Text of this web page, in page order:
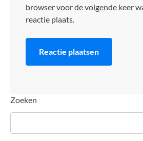
browser voor de volgende keer
reactie plaats.
Zoeken